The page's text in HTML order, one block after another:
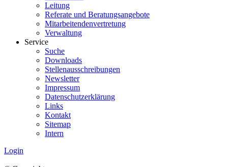
Leitung
Referate und Beratungsangebote
Mitarbeitendenvertretung
Verwaltung
Service
Suche
Downloads
Stellenausschreibungen
Newsletter
Impressum
Datenschutzerklärung
Links
Kontakt
Sitemap
Intern
Login